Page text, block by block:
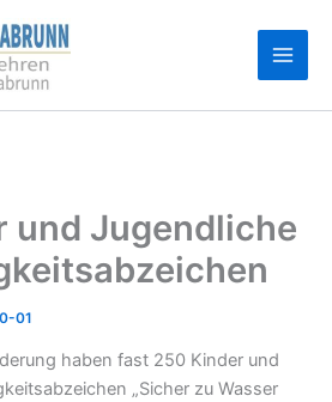
und Jugendliche
01
haben fast 250 Kinder und
„Sicher zu Wasser